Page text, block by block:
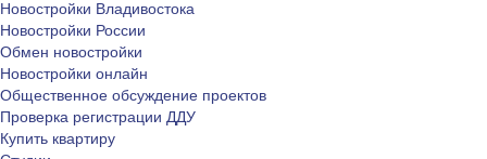
Новостройки Владивостока
Новостройки России
Обмен новостройки
Новостройки онлайн
Общественное обсуждение проектов
Проверка регистрации ДДУ
Купить квартиру